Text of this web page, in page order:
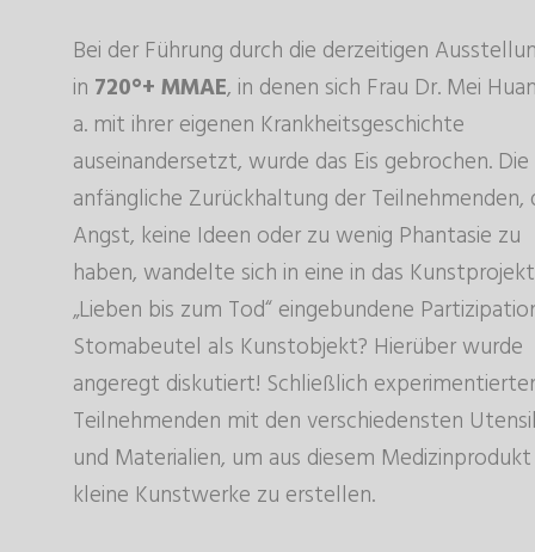
Bei der Führung durch die derzeitigen
in720°+ MMAE, in denen sich Frau Dr. Mei
a. mit ihrer eigenen Krankheitsgeschichte
auseinandersetzt, wurde das Eis gebrochen. Die
anfängliche Zurückhaltung der Teilnehmenden,
Angst, keine Ideen oder zu wenig Phantasie zu
haben, wandelte sich in eine in das Kunstprojekt
„Lieben bis zum Tod“ eingebundene
Stomabeutel als Kunstobjekt? Hierüber wurde
angeregt diskutiert! Schließlich
Teilnehmenden mit den verschiedensten
und Materialien, um aus diesem Medizinprodukt
kleine Kunstwerke zu erstellen.